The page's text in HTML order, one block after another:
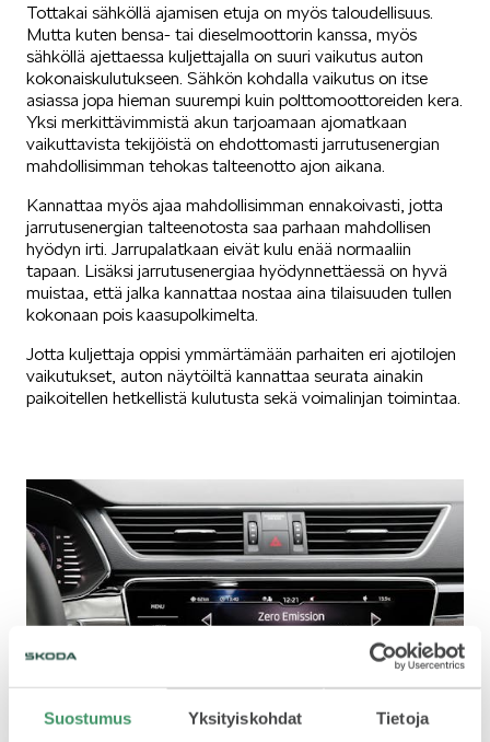
Suostumus Yksityiskohdat Tietoja
PEAQ
Tottakai sähköllä ajamisen etuja on myös taloudellisuus.
Mutta kuten bensa- tai dieselmoottorin kanssa, myös
sähköllä ajettaessa kuljettajalla on suuri vaikutus auton
kokonaiskulutukseen. Sähkön kohdalla vaikutus on itse
asiassa jopa hieman suurempi kuin polttomoottoreiden kera.
Yksi merkittävimmistä akun tarjoamaan ajomatkaan
vaikuttavista tekijöistä on ehdottomasti jarrutusenergian
mahdollisimman tehokas talteenotto ajon aikana.
Kannattaa myös ajaa mahdollisimman ennakoivasti, jotta
jarrutusenergian talteenotosta saa parhaan mahdollisen
hyödyn irti. Jarrupalatkaan eivät kulu enää normaaliin
tapaan. Lisäksi jarrutusenergiaa hyödynnettäessä on hyvä
muistaa, että jalka kannattaa nostaa aina tilaisuuden tullen
kokonaan pois kaasupolkimelta.
Jotta kuljettaja oppisi ymmärtämään parhaiten eri ajotilojen
vaikutukset, auton näytöiltä kannattaa seurata ainakin
paikoitellen hetkellistä kulutusta sekä voimalinjan toimintaa.